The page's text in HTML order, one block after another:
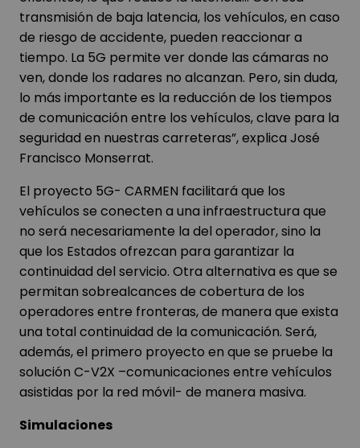
transmisión de baja latencia, los vehículos, en caso
de riesgo de accidente, pueden reaccionar a
tiempo. La 5G permite ver donde las cámaras no
ven, donde los radares no alcanzan. Pero, sin duda,
lo más importante es la reducción de los tiempos
de comunicación entre los vehículos, clave para la
seguridad en nuestras carreteras”, explica José
Francisco Monserrat.
El proyecto 5G- CARMEN facilitará que los
vehículos se conecten a una infraestructura que
no será necesariamente la del operador, sino la
que los Estados ofrezcan para garantizar la
continuidad del servicio. Otra alternativa es que se
permitan sobrealcances de cobertura de los
operadores entre fronteras, de manera que exista
una total continuidad de la comunicación. Será,
además, el primero proyecto en que se pruebe la
solución C-V2X –comunicaciones entre vehículos
asistidas por la red móvil- de manera masiva.
Simulaciones